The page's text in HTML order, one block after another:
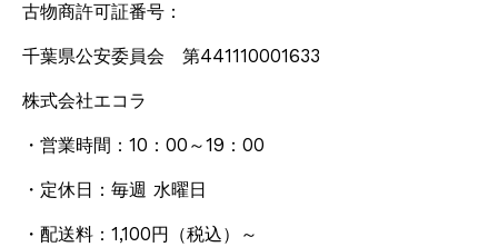
古物商許可証番号：
千葉県公安委員会 第441110001633
株式会社エコラ
・営業時間：10：00～19：00
・定休日：毎週 水曜日
・配送料：1,100円 （税込） ～